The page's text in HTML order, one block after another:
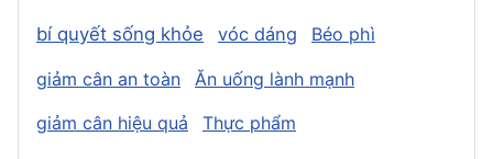
bí quyết sống khỏe vóc dáng Béo phì
giảm cân an toàn
Ăn uống lành mạnh
giảm cân hiệu quả
Thực phẩm